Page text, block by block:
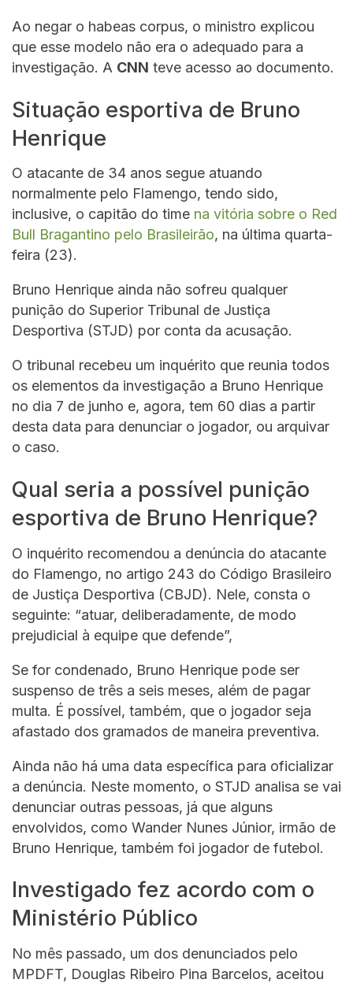
Ao negar o habeas corpus, o ministro explicou
que esse modelo não era o adequado para a
investigação. A CNN teve acesso ao documento.
Situação esportiva de Bruno
Henrique
O atacante de 34 anos segue atuando
normalmente pelo Flamengo, tendo sido,
inclusive, o capitão do time na vitória sobre o Red
Bull Bragantino pelo Brasileirão, na última quarta-
feira (23).
Bruno Henrique ainda não sofreu qualquer
punição do Superior Tribunal de Justiça
Desportiva (STJD) por conta da acusação.
O tribunal recebeu um inquérito que reunia todos
os elementos da investigação a Bruno Henrique
no dia 7 de junho e, agora, tem 60 dias a partir
desta data para denunciar o jogador, ou arquivar
o caso.
Qual seria a possível punição
esportiva de Bruno Henrique?
O inquérito recomendou a denúncia do atacante
do Flamengo, no artigo 243 do Código Brasileiro
de Justiça Desportiva (CBJD). Nele, consta o
seguinte: “atuar, deliberadamente, de modo
prejudicial à equipe que defende”,
Se for condenado, Bruno Henrique pode ser
suspenso de três a seis meses, além de pagar
multa. É possível, também, que o jogador seja
afastado dos gramados de maneira preventiva.
Ainda não há uma data específica para oficializar
a denúncia. Neste momento, o STJD analisa se vai
denunciar outras pessoas, já que alguns
envolvidos, como Wander Nunes Júnior, irmão de
Bruno Henrique, também foi jogador de futebol.
Investigado fez acordo com o
Ministério Público
No mês passado, um dos denunciados pelo
MPDFT, Douglas Ribeiro Pina Barcelos, aceitou